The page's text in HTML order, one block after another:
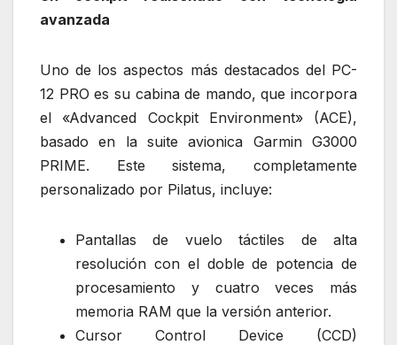
avanzada
Uno de los aspectos más destacados del PC-
12 PRO es su cabina de mando, que incorpora
el «Advanced Cockpit Environment» (ACE),
basado en la suite avionica Garmin G3000
PRIME. Este sistema, completamente
personalizado por Pilatus, incluye:
Pantallas de vuelo táctiles de alta
resolución con el doble de potencia de
procesamiento y cuatro veces más
memoria RAM que la versión anterior.
Cursor Control Device (CCD)